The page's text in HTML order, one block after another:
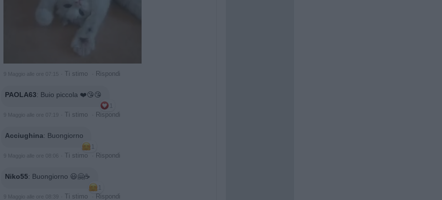
9 Maggio alle ore 07:15 Ti stimo Rispondi
PAOLA63: Buio piccola ❤️😘😘
1
9 Maggio alle ore 07:19 Ti stimo Rispondi
Acciughina: Buongiorno
1
9 Maggio alle ore 08:06 Ti stimo Rispondi
Niko55: Buongiorno 😃🤗☕️
1
9 Maggio alle ore 08:39 Ti stimo Rispondi